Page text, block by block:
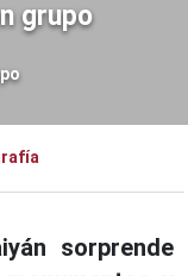
grupo
sorprende